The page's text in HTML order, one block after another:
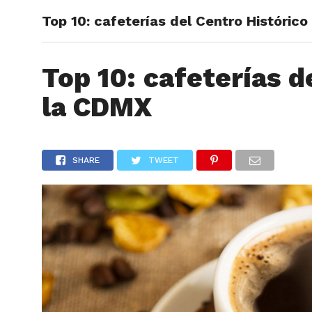
Top 10: cafeterías del Centro Histórico
Top 10: cafeterías
la CDMX
SHARE TWEET